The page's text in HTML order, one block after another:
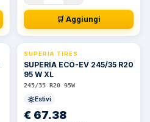
🛒 Aggiungi
SUPERIA TIRES
SUPERIA ECO-EV 245/35 R20
95 W XL
245/35 R20 95W
Estivi
€ 67.38